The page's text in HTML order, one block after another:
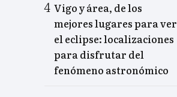
Vigo y área, de los
mejores lugares para ver
el eclipse: localizaciones
para disfrutar del
fenómeno astronómico